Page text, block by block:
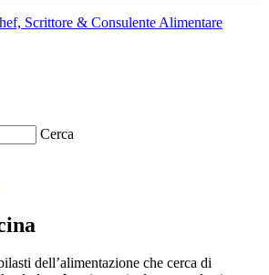
Cerca
dell’alimentazione che cerca di